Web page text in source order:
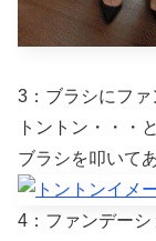
3：ブラシにファ
トントン・・・と
ブラシを叩いて
4：ファンデーシ